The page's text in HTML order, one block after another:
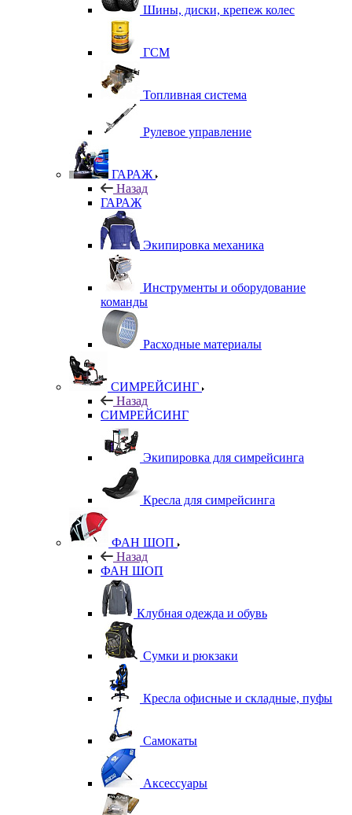
Шины, диски, крепеж колес
ГСМ
Топливная система
Рулевое управление
ГАРАЖ
Назад
ГАРАЖ
Экипировка механика
Инструменты и оборудование
команды
Расходные материалы
СИМРЕЙСИНГ
Назад
СИМРЕЙСИНГ
Экипировка для симрейсинга
Кресла для симрейсинга
ФАН ШОП
Назад
ФАН ШОП
Клубная одежда и обувь
Сумки и рюкзаки
Кресла офисные и складные, пуфы
Самокаты
Аксессуары